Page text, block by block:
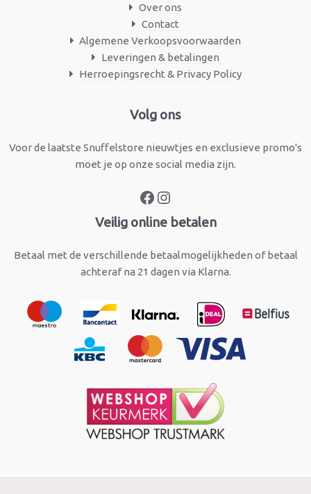
Over ons
Contact
Algemene Verkoopsvoorwaarden
Leveringen & betalingen
Herroepingsrecht & Privacy Policy
Volg ons
Voor de laatste Snuffelstore nieuwtjes en exclusieve promo's
moet je op onze social media zijn.
Facebook
Veilig online betalen
Betaal met de verschillende betaalmogelijkheden of betaal
achteraf na 21 dagen via Klarna.